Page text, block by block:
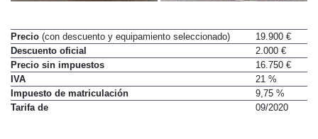
Precio (con descuento y equipamiento seleccionado)
19.900 €
Descuento oficial
2.000 €
Precio sin impuestos
16.750 €
IVA
21 %
Impuesto de matriculación
9,75 %
Tarifa de
09/2020